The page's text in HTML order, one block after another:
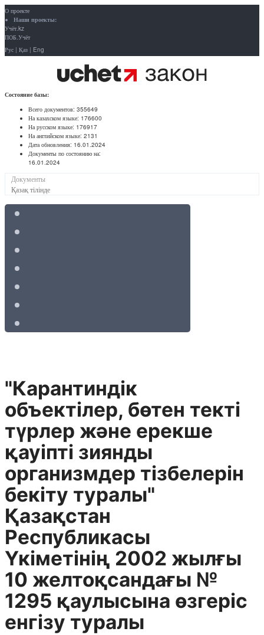
О проекте
Наши проекты:
Учёт.kz
ПОБ.Учёт
Рус | Қаз | Eng
Состояние базы:
Всего документов: 355649
На казахском языке: 176600
На русском языке: 176917
На английском языке: 2131
Дата обновления: 16.01.2024
Документы по состоянию на:
16.01.2024
Документы
Қазақ тілінде
"Карантиндiк
объектiлер, бөтен текті
түрлер және ерекше
қауiптi зиянды
организмдер тiзбелерiн
бекiту туралы"
Қазақстан
Республикасы
Үкіметінің 2002 жылғы
10 желтоқсандағы №
1295 қаулысына өзгеріс
енгізу туралы